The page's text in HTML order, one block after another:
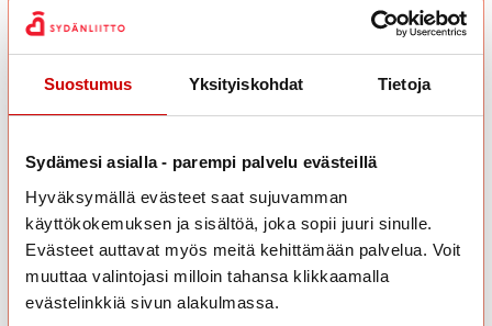
Suostumus Yksityiskohdat Tietoja
Sydämesi asialla - parempi palvelu evästeillä
Hyväksymällä evästeet saat sujuvamman
käyttökokemuksen ja sisältöä, joka sopii juuri sinulle.
Evästeet auttavat myös meitä kehittämään palvelua. Voit
muuttaa valintojasi milloin tahansa klikkaamalla
evästelinkkiä sivun alakulmassa.
Hienoa! Pidät ruokavalinnoissa tärkeänä terveysnäkökulmia.
Terveellisyyttä vaalivat huomioivat valinnoissaan
Arkiruokailun lisäksi myös herkuttelussa tehdään
tietoisia terveellisiä valintoja. Tämä ruokapersoona
kokee, että oma keho kertoo vahvasti, mikä on sille
hyväksi ja mikä ei.
Terveellisyyttä vaalivan kannattaa kiinnittää